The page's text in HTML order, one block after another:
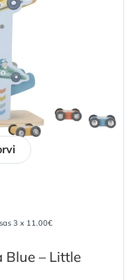
3 x 11.00€
Blue – Little